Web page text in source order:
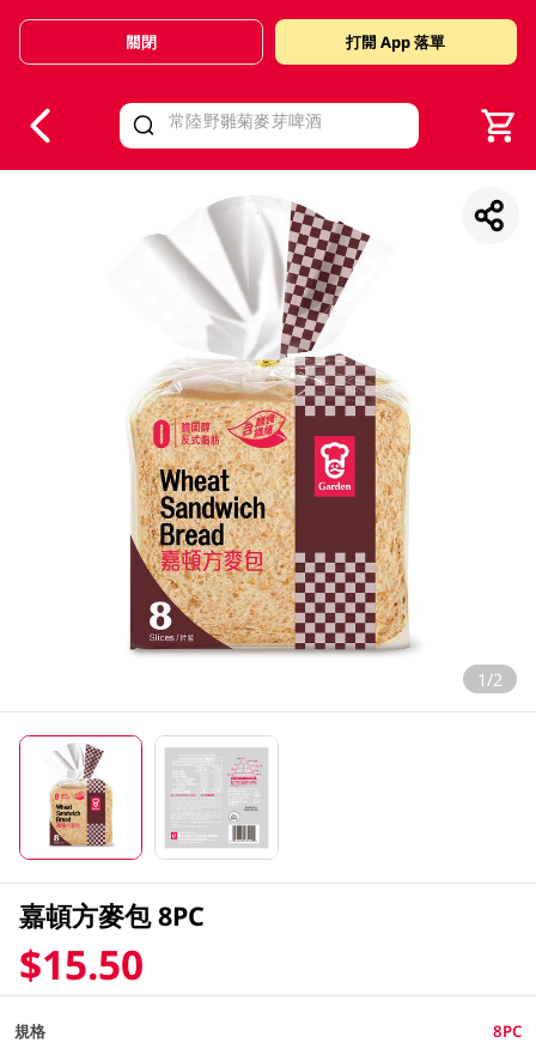
Valid Until 30 June 2026
關閉 打開 App 落單
1/2
嘉頓方麥包 8PC
$15.50
規格 8PC